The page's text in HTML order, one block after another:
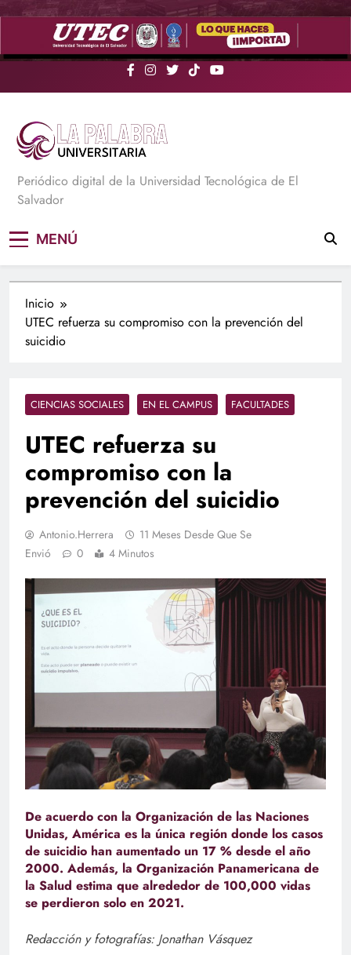
Saltar
La Palabra Universitaria
Periódico digital de la Universidad Tecnológica de El
Salvador
MENÚ
Inicio
UTEC refuerza su compromiso con la prevención del
suicidio
CIENCIAS SOCIALES EN EL CAMPUS FACULTADES
UTEC refuerza su
compromiso con la
prevención del suicidio
Antonio.herrera
11 Meses Desde Que Se
Envió
0 4 Minutos
De acuerdo con la Organización de las Naciones
Unidas, América es la única región donde los casos
de suicidio han aumentado un 17 % desde el año
2000. Además, la Organización Panamericana de
la Salud estima que alrededor de 100,000 vidas
se perdieron solo en 2021.
Redacción y fotografías: Jonathan Vásquez